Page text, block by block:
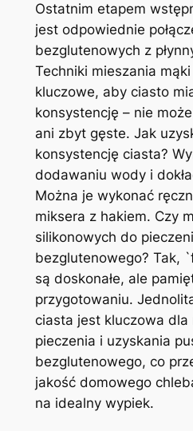
Ostatnim etapem
jest odpowiednie
bezglutenowych z
Techniki mieszania
kluczowe, aby ciasto
konsystencję – nie
ani zbyt gęste. Jak
konsystencję ciasta?
dodawaniu wody i
Można je wykonać
miksera z hakiem. Czy
silikonowych do
bezglutenowego? Tak,
są doskonałe, ale
przygotowaniu.
ciasta jest kluczowa dla
pieczenia i uzyskania
bezglutenowego, co
jakość domowego
na idealny wypiek.